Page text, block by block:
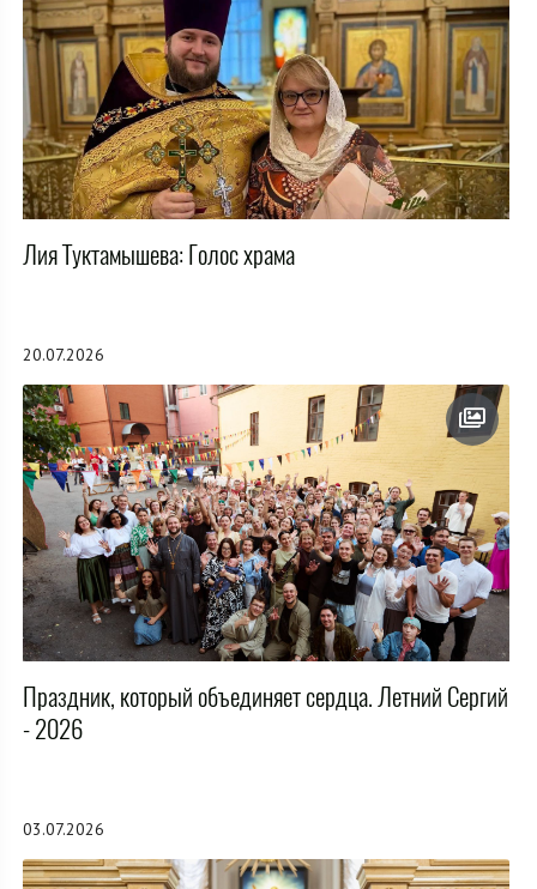
Лия Туктамышева: Голос храма
20.07.2026
Праздник, который объединяет сердца. Летний Сергий
- 2026
03.07.2026